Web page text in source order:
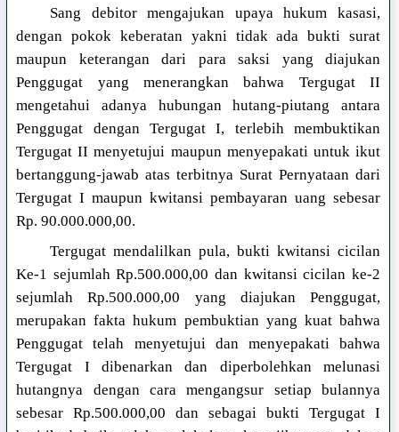
Sang debitor mengajukan upaya hukum kasasi,
dengan pokok keberatan yakni tidak ada bukti surat
maupun keterangan dari para saksi yang diajukan
Penggugat yang menerangkan bahwa Tergugat II
mengetahui adanya hubungan hutang-piutang antara
Penggugat dengan Tergugat I, terlebih membuktikan
Tergugat II menyetujui maupun menyepakati untuk ikut
bertanggung-jawab atas terbitnya Surat Pernyataan dari
Tergugat I maupun kwitansi pembayaran uang sebesar
Rp. 90.000.000,00.
Tergugat mendalilkan pula, bukti kwitansi cicilan
Ke-1 sejumlah Rp.500.000,00 dan kwitansi cicilan ke-2
sejumlah Rp.500.000,00 yang diajukan Penggugat,
merupakan fakta hukum pembuktian yang kuat bahwa
Penggugat telah menyetujui dan menyepakati bahwa
Tergugat I dibenarkan dan diperbolehkan melunasi
hutangnya dengan cara mengangsur setiap bulannya
sebesar Rp.500.000,00 dan sebagai bukti Tergugat I